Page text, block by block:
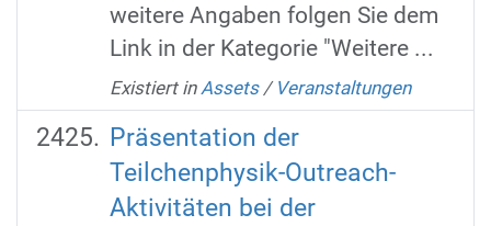
weitere Angaben folgen Sie dem
Link in der Kategorie "Weitere ...
Existiert in Assets / Veranstaltungen
Präsentation der
Teilchenphysik-Outreach-
Aktivitäten bei der